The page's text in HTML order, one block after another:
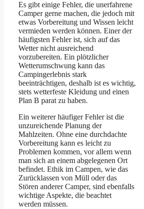
Es gibt einige Fehler, die unerfahrene
Camper gerne machen, die jedoch mit
etwas Vorbereitung und Wissen leicht
vermieden werden können. Einer der
häufigsten Fehler ist, sich auf das
Wetter nicht ausreichend
vorzubereiten. Ein plötzlicher
Wetterumschwung kann das
Campingerlebnis stark
beeinträchtigen, deshalb ist es wichtig,
stets wetterfeste Kleidung und einen
Plan B parat zu haben.
Ein weiterer häufiger Fehler ist die
unzureichende Planung der
Mahlzeiten. Ohne eine durchdachte
Vorbereitung kann es leicht zu
Problemen kommen, vor allem wenn
man sich an einem abgelegenen Ort
befindet. Ethik im Campen, wie das
Zurücklassen von Müll oder das
Stören anderer Camper, sind ebenfalls
wichtige Aspekte, die beachtet
werden müssen.